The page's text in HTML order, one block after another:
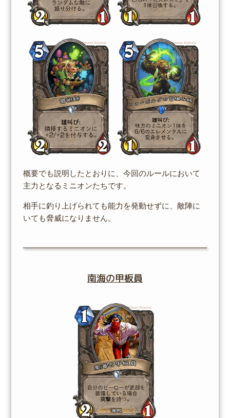
概要でも説明したとおりに、今回のルールにおいて
主力となるミニオンたちです。
相手に釣り上げられても能力を発動せずに、敵陣に
いても脅威になりません。
南海の甲板員